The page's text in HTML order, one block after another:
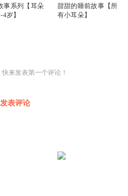
事系列【耳朵
岁】
甜甜的睡前故事【所
有小耳朵】
来发表第一个评论！
发表评论